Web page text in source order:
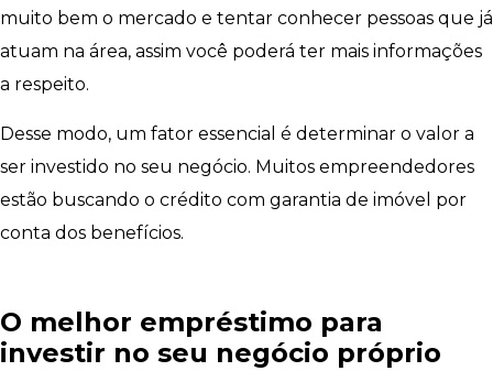
muito bem o mercado e tentar conhecer pessoas que já
atuam na área, assim você poderá ter mais informações
a respeito.
Desse modo, um fator essencial é determinar o valor a
ser investido no seu negócio. Muitos empreendedores
estão buscando o crédito com garantia de imóvel por
conta dos benefícios.
O melhor empréstimo para
investir no seu negócio próprio